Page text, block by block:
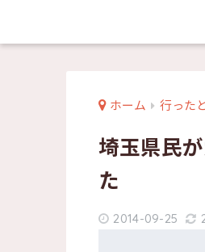
ホーム 行った
埼玉県民
た
2014-09-25